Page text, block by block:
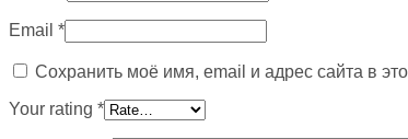
Email *
Сохранить моё имя, email и адрес сайта в
Your rating *